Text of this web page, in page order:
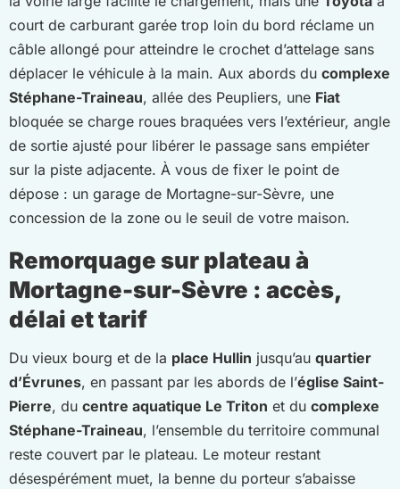
court de carburant garée trop loin du bord réclame un
câble allongé pour atteindre le crochet d’attelage sans
déplacer le véhicule à la main. Aux abords du complexe
Stéphane-Traineau, allée des Peupliers, une Fiat
bloquée se charge roues braquées vers l’extérieur, angle
de sortie ajusté pour libérer le passage sans empiéter
sur la piste adjacente. À vous de fixer le point de
dépose : un garage de Mortagne-sur-Sèvre, une
concession de la zone ou le seuil de votre maison.
Remorquage sur plateau à
Mortagne-sur-Sèvre : accès,
délai et tarif
Du vieux bourg et de la place Hullin jusqu’au quartier
d’Évrunes, en passant par les abords de l’église Saint-
Pierre, du centre aquatique Le Triton et du complexe
Stéphane-Traineau, l’ensemble du territoire communal
reste couvert par le plateau. Le moteur restant
désespérément muet, la benne du porteur s’abaisse